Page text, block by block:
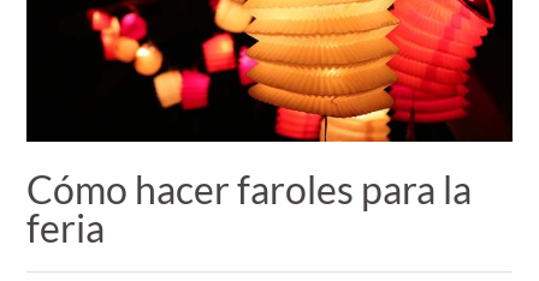
Cómo hacer faroles para la
feria